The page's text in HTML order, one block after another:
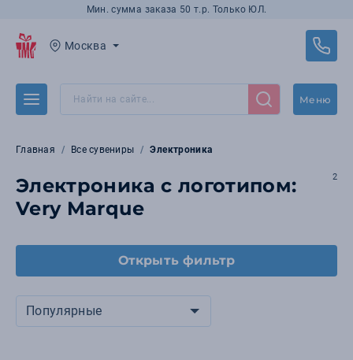
Мин. сумма заказа 50 т.р. Только ЮЛ.
Москва
Меню
Главная Все сувениры Электроника
Электроника с логотипом:
Very Marque
2
Открыть фильтр
Популярные